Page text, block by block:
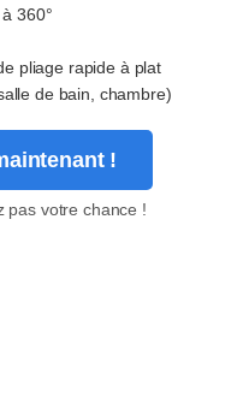
360°
pliage rapide à plat
de bain, chambre)
!
pas votre chance !